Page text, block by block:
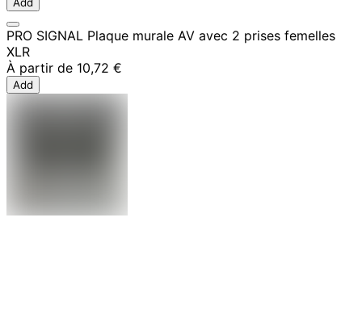
PRO SIGNAL Plaque murale AV avec 2 prises femelles
XLR
À partir de 10,72 €
Add